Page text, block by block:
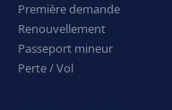
Première demande
Renouvellement
Passeport mineur
Perte / Vol